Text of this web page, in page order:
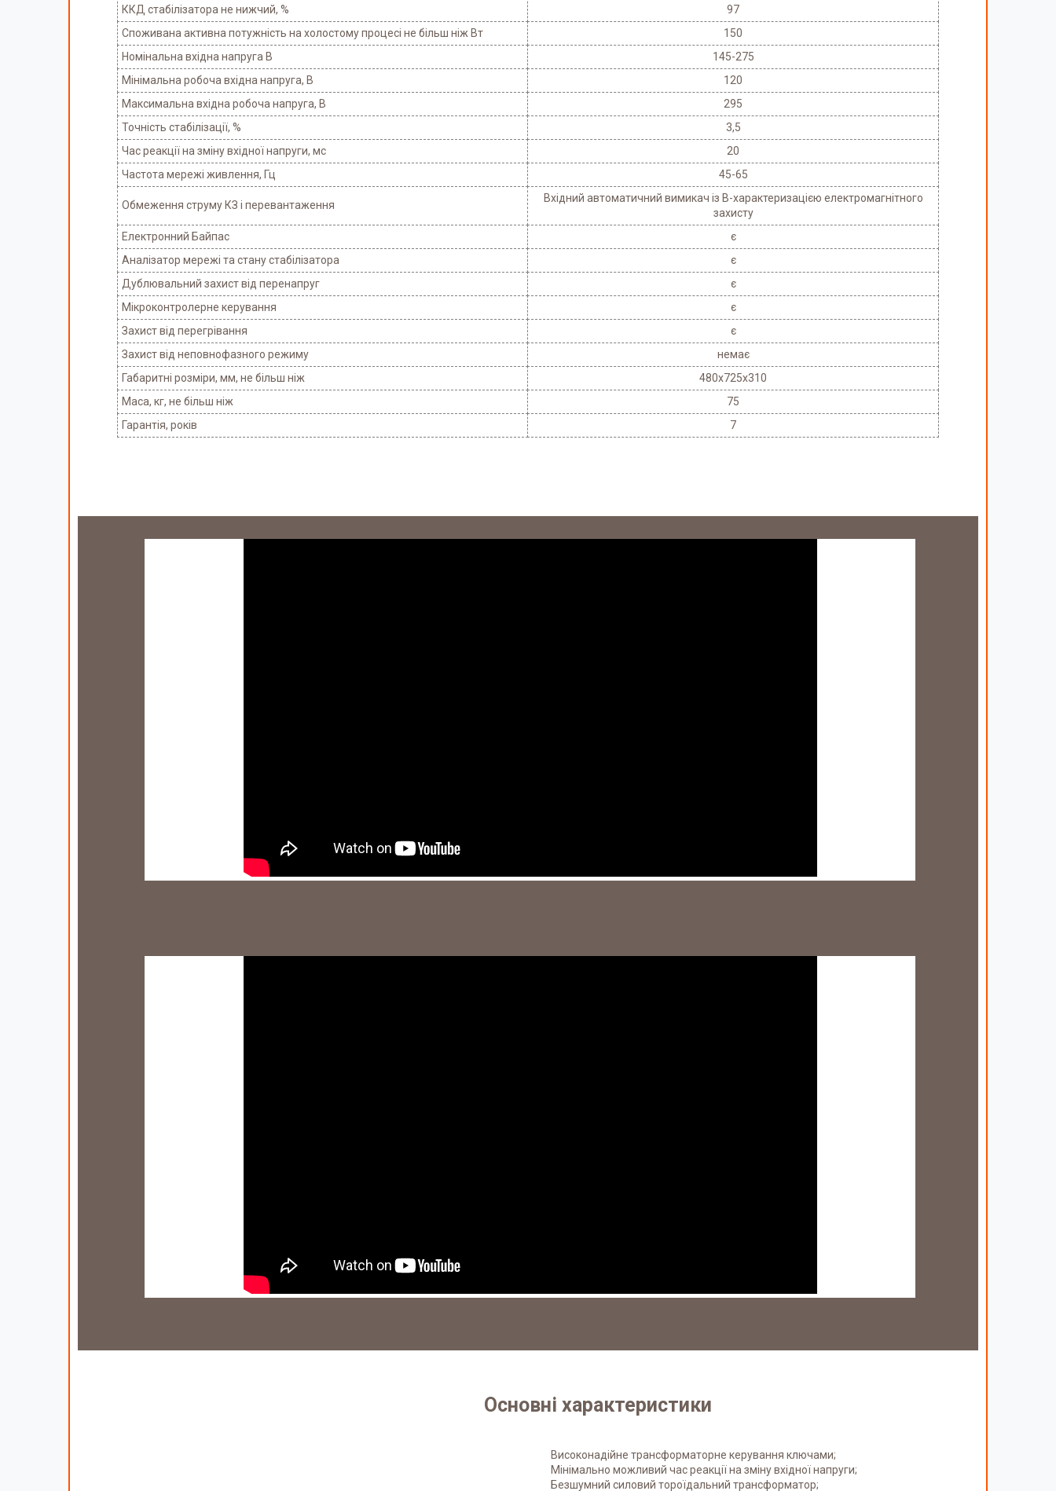
ККД стабілізатора не нижчий, %
97
Споживана активна потужність на холостому процесі не більш ніж Вт
150
Номінальна вхідна напруга В
145-275
Мінімальна робоча вхідна напруга, В
120
Максимальна вхідна робоча напруга, В
295
Точність стабілізації, %
3,5
Час реакції на зміну вхідної напруги, мс
20
Частота мережі живлення, Гц
45-65
Обмеження струму КЗ і перевантаження
Вхідний автоматичний вимикач із В-характеризацією електромагнітного
захисту
Електронний Байпас
є
Аналізатор мережі та стану стабілізатора
є
Дублювальний захист від перенапруг
є
Мікроконтролерне керування
є
Захист від перегрівання
є
Захист від неповнофазного режиму
немає
Габаритні розміри, мм, не більш ніж
480x725x310
Маса, кг, не більш ніж
75
Гарантія, років
7
Основні характеристики
Високонадійне трансформаторне керування ключами;
Мінімально можливий час реакції на зміну вхідної напруги;
Безшумний силовий тороїдальний трансформатор;